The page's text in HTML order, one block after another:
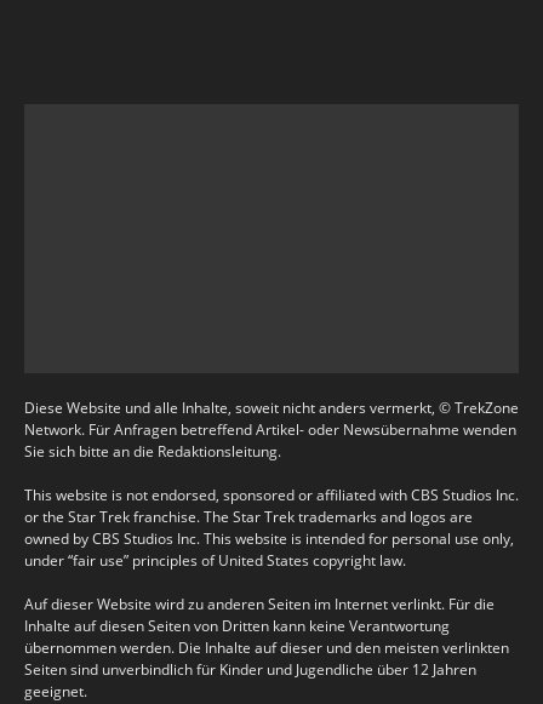
Diese Website und alle Inhalte, soweit nicht anders vermerkt, © TrekZone
Network. Für Anfragen betreffend Artikel- oder Newsübernahme wenden
Sie sich bitte an die Redaktionsleitung.
This website is not endorsed, sponsored or affiliated with CBS Studios Inc.
or the Star Trek franchise. The Star Trek trademarks and logos are
owned by CBS Studios Inc. This website is intended for personal use only,
under “fair use” principles of United States copyright law.
Auf dieser Website wird zu anderen Seiten im Internet verlinkt. Für die
Inhalte auf diesen Seiten von Dritten kann keine Verantwortung
übernommen werden. Die Inhalte auf dieser und den meisten verlinkten
Seiten sind unverbindlich für Kinder und Jugendliche über 12 Jahren
geeignet.